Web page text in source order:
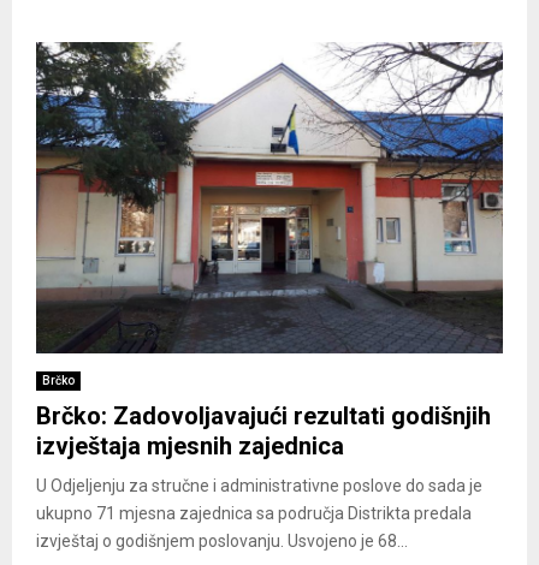
Brčko
Brčko: Zadovoljavajući rezultati godišnjih
izvještaja mjesnih zajednica
U Odjeljenju za stručne i administrativne poslove do sada je
ukupno 71 mjesna zajednica sa područja Distrikta predala
izvještaj o godišnjem poslovanju. Usvojeno je 68...